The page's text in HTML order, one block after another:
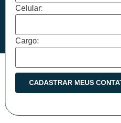
Celular:
Cargo: